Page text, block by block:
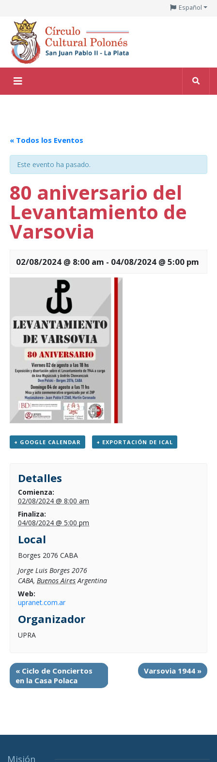
Español
« Todos los Eventos
Este evento ha pasado.
80 aniversario del
Levantamiento de
Varsovia
02/08/2024 @ 8:00 am - 04/08/2024 @ 5:00 pm
+ GOOGLE CALENDAR + EXPORTACIÓN DE ICAL
Detalles
Comienza:
02/08/2024 @ 8:00 am
Finaliza:
04/08/2024 @ 5:00 pm
Local
Borges 2076 CABA
Jorge Luis Borges 2076
CABA, Buenos Aires Argentina
Web:
upranet.com.ar
Organizador
UPRA
« Ciclo de Conciertos
en la Casa Polaca
Varsovia 1944 »
Misión